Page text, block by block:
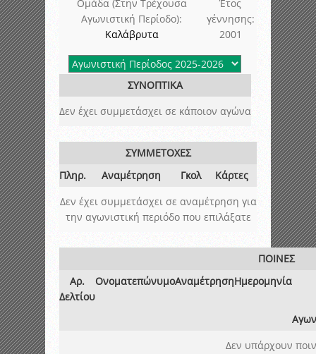
Ομάδα (Στην Τρέχουσα
Αγωνιστική Περίοδο):
Καλάβρυτα
Έτος
γέννησης:
2001
ΣΥΝΟΠΤΙΚΑ
Δεν έχει συμμετάσχει σε κάποιον αγώνα
ΣΥΜΜΕΤΟΧΕΣ
Πληρ.
Αναμέτρηση Γκολ
Κάρτες
Δεν έχει συμμετάσχει σε αναμέτρηση για
την αγωνιστική περιόδο που επιλάξατε
ΠΟΙΝΕΣ
Αρ.
Δελτίου
ΟνοματεπώνυμοΑναμέτρησηΗμερομηνία
Δεν υπάρχουν